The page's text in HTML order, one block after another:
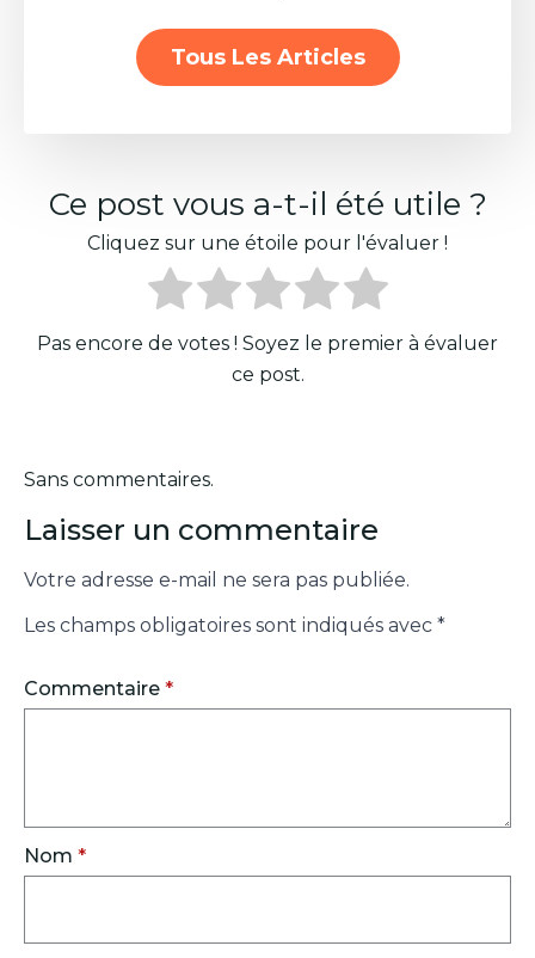
Tous Les Articles
Ce post vous a-t-il été utile ?
Cliquez sur une étoile pour l'évaluer !
Pas encore de votes ! Soyez le premier à évaluer
ce post.
Sans commentaires.
Laisser un commentaire
Votre adresse e-mail ne sera pas publiée.
Les champs obligatoires sont indiqués avec *
Commentaire *
Nom *